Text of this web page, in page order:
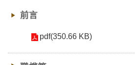
前言
pdf(350.66 KB)